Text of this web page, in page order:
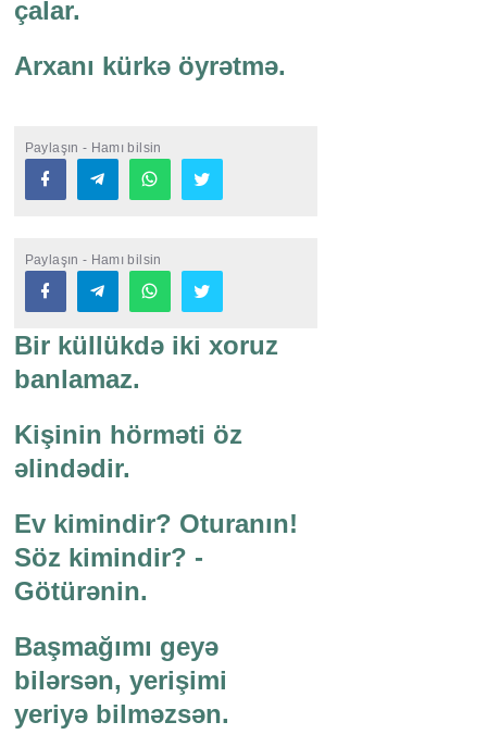
çalar.
Arxanı kürkə öyrətmə.
Paylaşın - Hamı bilsin
Paylaşın - Hamı bilsin
Bir küllükdə iki xoruz
banlamaz.
Kişinin hörməti öz
əlindədir.
Ev kimindir? Oturanın!
Söz kimindir? -
Götürənin.
Başmağımı geyə
bilərsən, yerişimi
yeriyə bilməzsən.